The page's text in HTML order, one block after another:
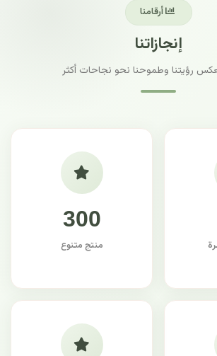
أرقامنا
إنجازاتنا
رؤيتنا وطموحنا نحو نجاحات أكثر
300
منتج متنوع